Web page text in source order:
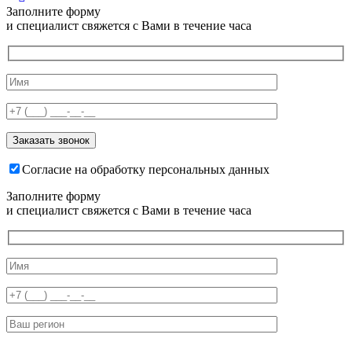
Заполните форму
и специалист свяжется с Вами в течение часа
Согласие на обработку персональных данных
Заполните форму
и специалист свяжется с Вами в течение часа